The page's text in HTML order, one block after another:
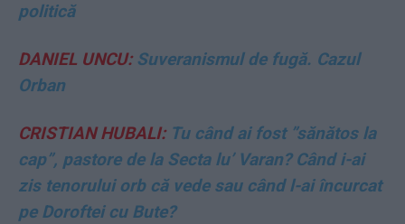
politică
DANIEL UNCU:Suveranismul de fugă. Cazul
Orban
CRISTIAN HUBALI:Tu când ai fost ”sănătos la
cap”, pastore de la Secta lu’ Varan? Când i-ai
zis tenorului orb că vede sau când l-ai încurcat
pe Doroftei cu Bute?